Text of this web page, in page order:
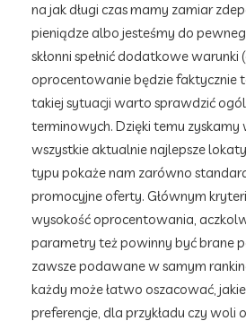
na jak długi czas mamy zamiar
pieniądze albo jesteśmy do
skłonni spełnić dodatkowe warunki
oprocentowanie będzie faktycznie
takiej sytuacji warto sprawdzić
terminowych. Dzięki temu
wszystkie aktualnie najlepsze
typu pokaże nam zarówno
promocyjne oferty. Głównym
wysokość oprocentowania,
parametry też powinny być brane
zawsze podawane w samym
każdy może łatwo oszacować,
preferencje, dla przykładu czy woli